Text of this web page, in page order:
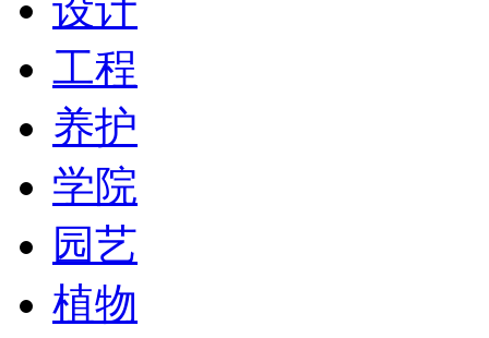
工程
养护
学院
园艺
植物